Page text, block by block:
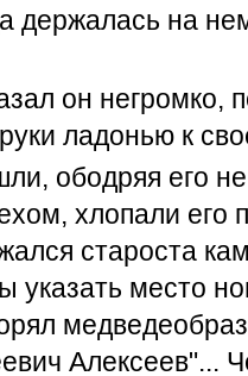
держалась на
он негромко,
ладонью к
ободряя его
хлопали
староста
указать место
Алексеев"...